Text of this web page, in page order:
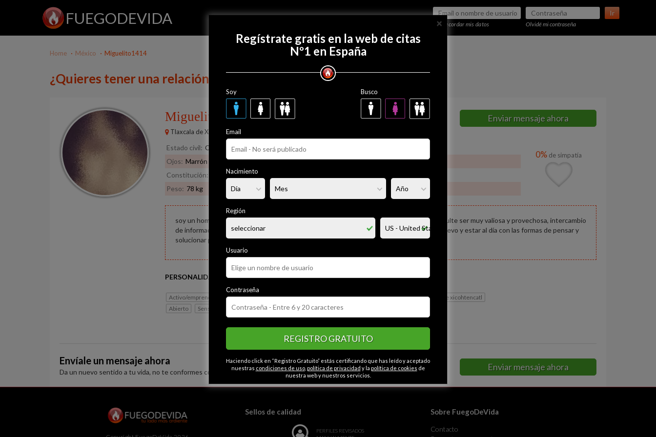
FUEGODEVIDA Ir
Recordar mis datos Olvidé mi contraseña
Regístrate gratis
Home México Miguelito1414
¿Quieres tener una relación con Miguelito1414?
Miguelito1414 52 años
Tlaxcala de Xicohténcatl
Enviar mensaje ahora
Estado civil: Casado
Ojos: Marrón Pelo: Castaño
Constitución:
Musculoso
Peso: 78 kg
0% de simpatía
soy un hombre maduro que quiere conocer chicas que les interese una amistad la cual resulte ser muy valiosa y provechosa, intercambio
de información y conocimientos, una persona con ganas de mejorar día a día, conocer lo nuevo y estar al día con las formas de pensar y
solucionar problemas. ver el lado positivo de la vida a pesar de todas las adversidades.
PERSONALIDAD
Activo/emprendedor Cariñoso Educado Seguro
Espontáneo
Abierto
Sensible
CATEGORÍAS
Contactos en Tlaxcala de xicohtencatl
Envíale un mensaje ahora
Da un nuevo sentido a tu vida, no te conformes con la monotonía. Enviar mensaje ahora
×
Regístrate gratis en la web de citas
Nº1 en España
Soy Busco
Email
Nacimiento
Región
Usuario
Contraseña
REGISTRO GRATUITO
Haciendo click en “Registro Gratuito” estás certificando que has leído y aceptado
nuestras condiciones de uso, política de privacidad y la política de cookies de
nuestra web y nuestros servicios.
Sellos de calidad
PERFILES REVISADOS
Sobre FuegoDeVida
Contacto